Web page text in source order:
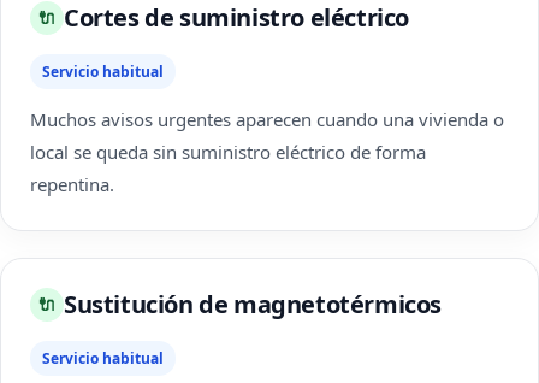
🔌 Cortes de suministro eléctrico
Servicio habitual
Muchos avisos urgentes aparecen cuando una vivienda o
local se queda sin suministro eléctrico de forma
repentina.
🔌 Sustitución de magnetotérmicos
Servicio habitual